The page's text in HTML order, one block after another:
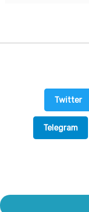
Twitter
Telegram